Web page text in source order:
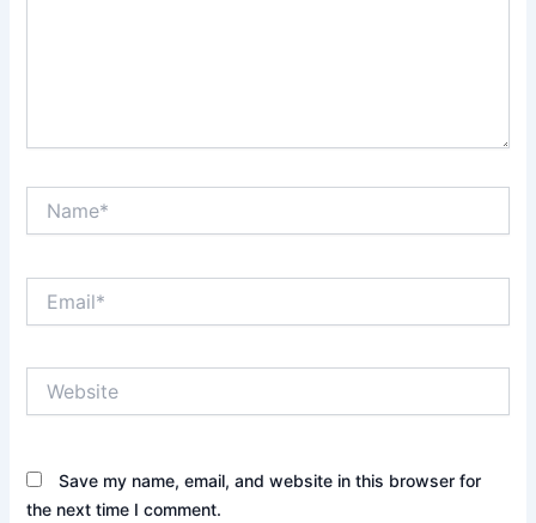
Save my name, email, and website in this browser for
the next time I comment.